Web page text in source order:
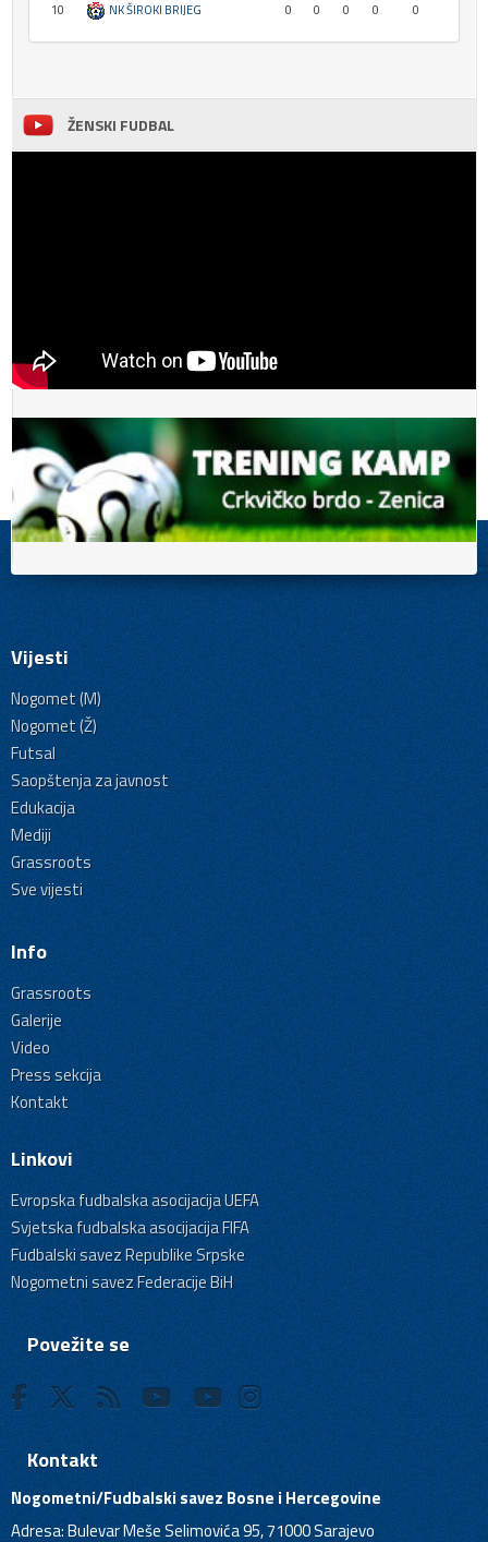
10
NK ŠIROKI BRIJEG 0 0 0 0 0
ŽENSKI FUDBAL
Vijesti
Nogomet (M)
Nogomet (Ž)
Futsal
Saopštenja za javnost
Edukacija
Mediji
Grassroots
Sve vijesti
Info
Grassroots
Galerije
Video
Press sekcija
Kontakt
Linkovi
Evropska fudbalska asocijacija UEFA
Svjetska fudbalska asocijacija FIFA
Fudbalski savez Republike Srpske
Nogometni savez Federacije BiH
Povežite se
Kontakt
Nogometni/Fudbalski savez Bosne i Hercegovine
Adresa: Bulevar Meše Selimovića 95, 71000 Sarajevo